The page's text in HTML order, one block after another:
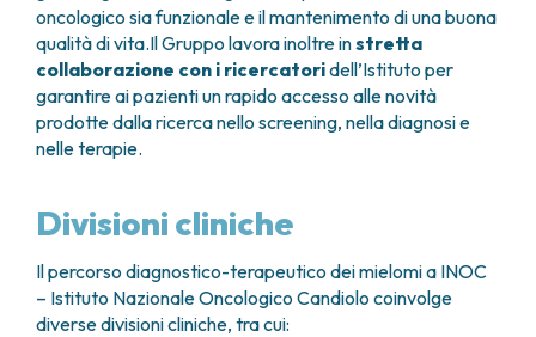
chemioterapico, assunto per via orale a domicilio,
per prolungare la remissione della malattia.
Durante questa fase, il paziente effettuacontrolli
periodici in day hospital, a intervalli
progressivamente più lunghi, per monitorare lo
stato della malattia e le condizioni cliniche.
unarivalutazione radiologicacon lo stesso
esame effettuato alla diagnosi(TAC total body
a basso dosaggio, TAC-PET o risonanza
magnetica). Questi esami verranno effettuati
periodicamente durante il trattamento con
tempistiche valutate dal medico. Le terapie del
ricaduta di malattia, a meno che non vengano
In caso di ricaduta, solitamente individuata da un
incremento della componente monoclonale
oncologico sia funzionale e il mantenimento di una buona
qualità di vita.Il Gruppo lavora inoltre instretta
collaborazione con i ricercatoridell’Istituto per
garantire ai pazienti un rapido accesso alle novità
prodotte dalla ricerca nello screening, nella diagnosi e
nelle terapie.
Divisioni cliniche
Il percorso diagnostico-terapeutico dei mielomi a INOC
– Istituto Nazionale Oncologico Candiolo coinvolge
diverse divisioni cliniche, tra cui: